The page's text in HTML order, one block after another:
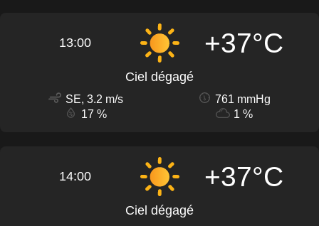
13:00 +37°C
Ciel dégagé
SE, 3.2 m/s
761 mmHg
17 %
1 %
14:00 +37°C
Ciel dégagé